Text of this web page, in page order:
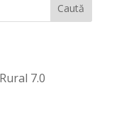
Caută
7.0